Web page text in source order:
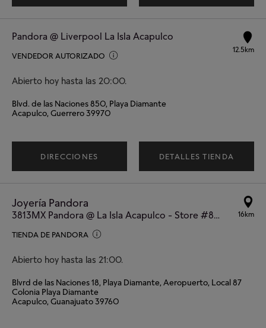
Pandora @ Liverpool La Isla Acapulco
VENDEDOR AUTORIZADO
Abierto hoy hasta las 20:00.
12.5km
Blvd. de las Naciones 850, Playa Diamante
Acapulco, Guerrero 39970
DIRECCIONES DETALLES TIENDA
Joyería Pandora
3813MX Pandora @ La Isla Acapulco - Store #826
TIENDA DE PANDORA
Abierto hoy hasta las 21:00.
16km
Blvrd de las Naciones 18, Playa Diamante, Aeropuerto, Local 87
Colonia Playa Diamante
Acapulco, Guanajuato 39760